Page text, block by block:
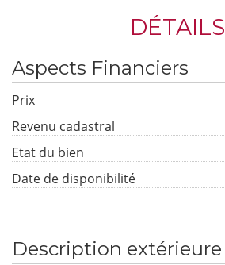
DÉTAILS
Aspects Financiers
Prix
Revenu cadastral
Etat du bien
Date de disponibilité
Description extérieure